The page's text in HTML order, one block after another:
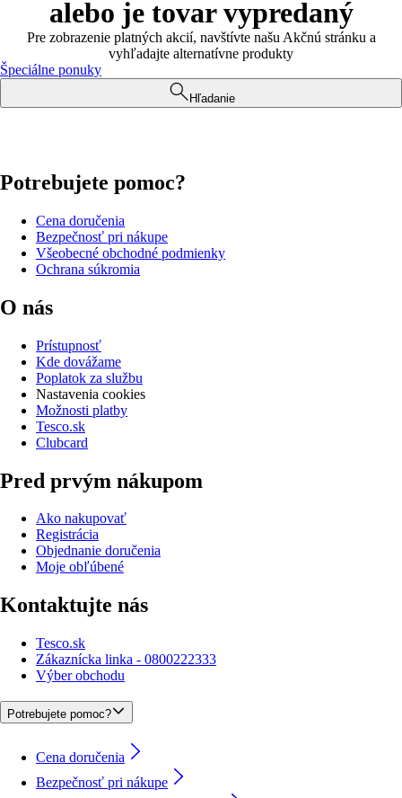
alebo je tovar vypredaný
Pre zobrazenie platných akcií, navštívte našu Akčnú stránku a
vyhľadajte alternatívne produkty
Špeciálne ponuky
Hľadanie
Potrebujete pomoc?
Cena doručenia
Bezpečnosť pri nákupe
Všeobecné obchodné podmienky
Ochrana súkromia
O nás
Prístupnosť
Kde dovážame
Poplatok za službu
Nastavenia cookies
Možnosti platby
Tesco.sk
Clubcard
Pred prvým nákupom
Ako nakupovať
Registrácia
Objednanie doručenia
Moje obľúbené
Kontaktujte nás
Tesco.sk
Zákaznícka linka - 0800222333
Výber obchodu
Potrebujete pomoc?
Cena doručenia
Bezpečnosť pri nákupe